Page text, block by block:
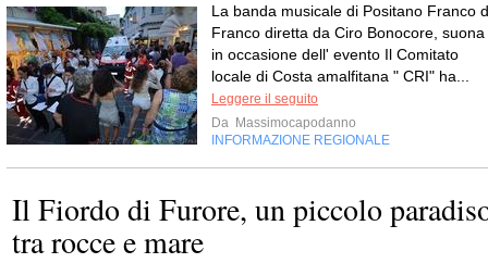
La banda musicale di Positano Franco
Franco diretta da Ciro Bonocore, suona
in occasione dell' evento Il Comitato
locale di Costa amalfitana " CRI" ha...
Leggere il seguito
Da Massimocapodanno
INFORMAZIONE REGIONALE
Il Fiordo di Furore, un piccolo
tra rocce e mare